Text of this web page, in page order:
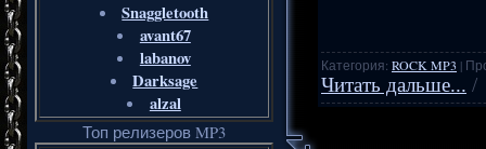
Snaggletooth
avant67
labanov
Darksage
alzal
Топ релизеров MP3
Категория: ROCK MP3 |
Читать дальше... /